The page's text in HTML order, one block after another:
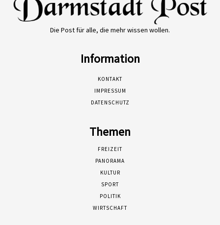
Die Post für alle, die mehr wissen wollen.
Information
KONTAKT
IMPRESSUM
DATENSCHUTZ
Themen
FREIZEIT
PANORAMA
KULTUR
SPORT
POLITIK
WIRTSCHAFT